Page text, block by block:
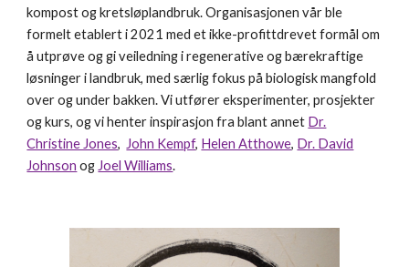
kompost og kretsløplandbruk.Organisasjonen vår ble
formelt etablert i 2021 med et ikke-profittdrevet formål om
åutprøveog gi veiledning i regenerative og bærekraftige
løsninger i landbruk, med særlig fokus på biologisk mangfold
over og under bakken. Vi utfører eksperimenter,prosjekter
og kurs, og vi henter inspirasjon fra blant annet Dr.
Christine Jones,John Kempf, Helen Atthowe, Dr. David
Johnson ogJoel Williams.